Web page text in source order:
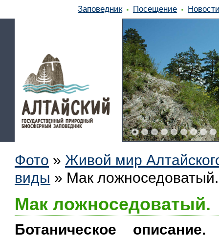
Заповедник Посещение
Фото » Живой мир
виды » Мак ложноседоватый.
Мак ложноседоватый.
Ботаническое описание.